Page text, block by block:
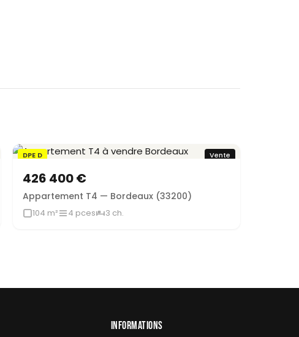
DPE D Vente
426 400 €
Appartement T4 — Bordeaux (33200)
104 m² 4 pces 3 ch.
INFORMATIONS